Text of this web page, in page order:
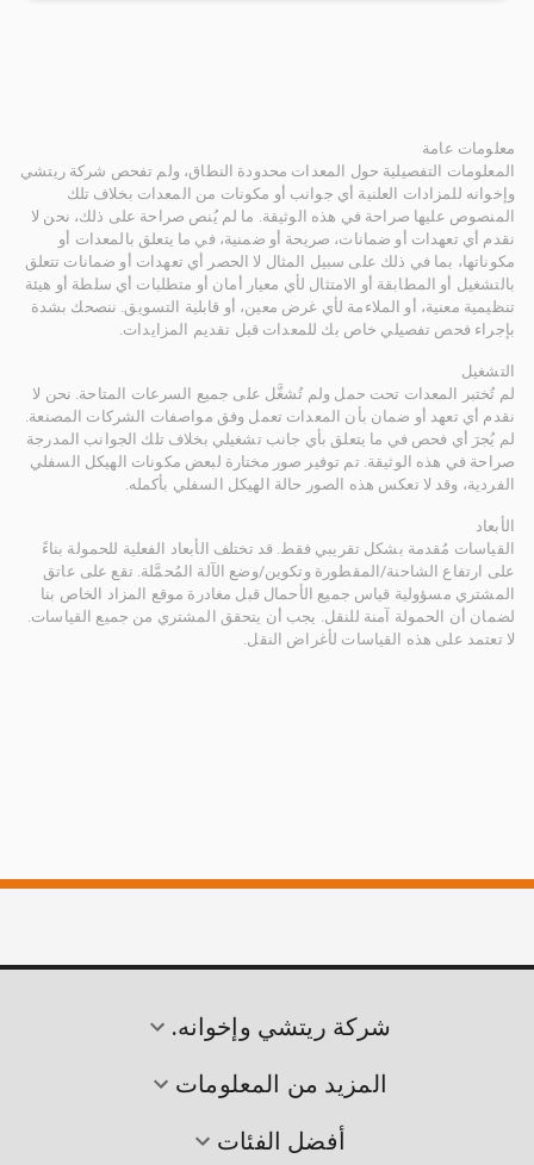
معلومات عامة
المعلومات التفصيلية حول المعدات محدودة النطاق، ولم تفحص شركة ريتشي
وإخوانه للمزادات العلنية أي جوانب أو مكونات من المعدات بخلاف تلك
المنصوص عليها صراحة في هذه الوثيقة. ما لم يُنص صراحة على ذلك، نحن لا
نقدم أي تعهدات أو ضمانات، صريحة أو ضمنية، في ما يتعلق بالمعدات أو
مكوناتها، بما في ذلك على سبيل المثال لا الحصر أي تعهدات أو ضمانات تتعلق
بالتشغيل أو المطابقة أو الامتثال لأي معيار أمان أو متطلبات أي سلطة أو هيئة
تنظيمية معنية، أو الملاءمة لأي غرض معين، أو قابلية التسويق. ننصحك بشدة
بإجراء فحص تفصيلي خاص بك للمعدات قبل تقديم المزايدات.
التشغيل
لم تُختبر المعدات تحت حمل ولم تُشغَّل على جميع السرعات المتاحة. نحن لا
نقدم أي تعهد أو ضمان بأن المعدات تعمل وفق مواصفات الشركات المصنعة.
لم يُجرَ أي فحص في ما يتعلق بأي جانب تشغيلي بخلاف تلك الجوانب المدرجة
صراحة في هذه الوثيقة. تم توفير صور مختارة لبعض مكونات الهيكل السفلي
الفردية، وقد لا تعكس هذه الصور حالة الهيكل السفلي بأكمله.
الأبعاد
القياسات مُقدمة بشكل تقريبي فقط. قد تختلف الأبعاد الفعلية للحمولة بناءً
على ارتفاع الشاحنة/المقطورة وتكوين/وضع الآلة المُحمَّلة. تقع على عاتق
المشتري مسؤولية قياس جميع الأحمال قبل مغادرة موقع المزاد الخاص بنا
لضمان أن الحمولة آمنة للنقل. يجب أن يتحقق المشتري من جميع القياسات.
لا تعتمد على هذه القياسات لأغراض النقل.
شركة ريتشي وإخوانه.
المزيد من المعلومات
أفضل الفئات